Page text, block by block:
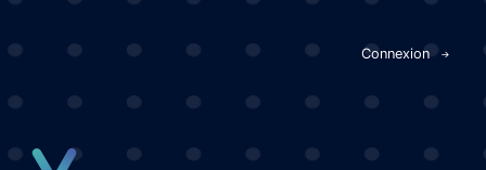
Connexion